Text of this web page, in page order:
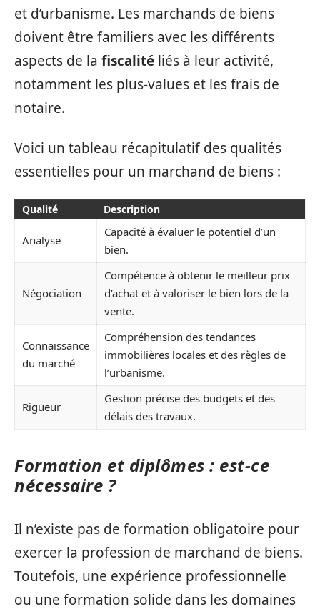
et d’urbanisme. Les marchands de biens
doivent être familiers avec les différents
aspects de la fiscalité liés à leur activité,
notamment les plus-values et les frais de
notaire.
Voici un tableau récapitulatif des qualités
essentielles pour un marchand de biens :
Qualité Description
Analyse
Capacité à évaluer le potentiel d’un
bien.
Négociation
Compétence à obtenir le meilleur prix
d’achat et à valoriser le bien lors de la
vente.
Connaissance
du marché
Compréhension des tendances
immobilières locales et des règles de
l’urbanisme.
Rigueur
Gestion précise des budgets et des
délais des travaux.
Formation et diplômes : est-ce
nécessaire ?
Il n’existe pas de formation obligatoire pour
exercer la profession de marchand de biens.
Toutefois, une expérience professionnelle
ou une formation solide dans les domaines